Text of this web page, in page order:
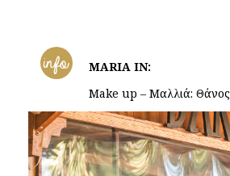
info
MARIA IN:
Make up – Μαλλιά: